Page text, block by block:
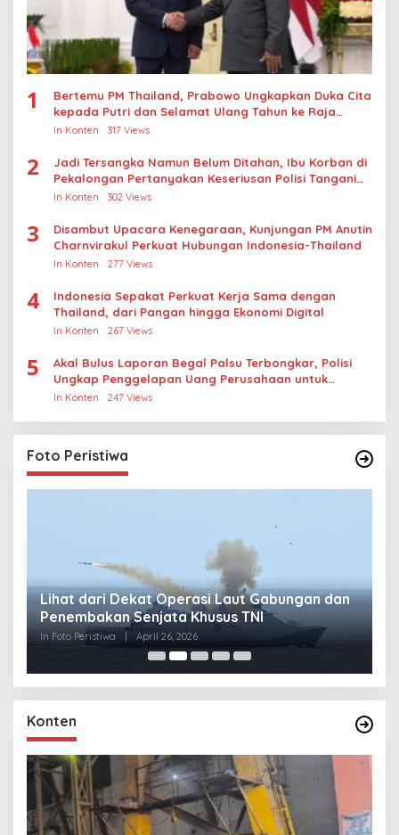
1
Bertemu PM Thailand, Prabowo Ungkapkan Duka Cita
kepada Putri dan Selamat Ulang Tahun ke Raja
Thailand
In Konten 317 Views
2
Jadi Tersangka Namun Belum Ditahan, Ibu Korban di
Pekalongan Pertanyakan Keseriusan Polisi Tangani
Kasus Rudapksa Sampai Anaknya Hamil
In Konten 302 Views
3
Disambut Upacara Kenegaraan, Kunjungan PM Anutin
Charnvirakul Perkuat Hubungan Indonesia-Thailand
In Konten 277 Views
4
Indonesia Sepakat Perkuat Kerja Sama dengan
Thailand, dari Pangan hingga Ekonomi Digital
In Konten 267 Views
5
Akal Bulus Laporan Begal Palsu Terbongkar, Polisi
Ungkap Penggelapan Uang Perusahaan untuk
Crypto
In Konten 247 Views
Foto Peristiwa
Lihat dari Dekat Operasi Laut Gabungan dan
Penembakan Senjata Khusus TNI
In Foto Peristiwa | April 26, 2026
Konten